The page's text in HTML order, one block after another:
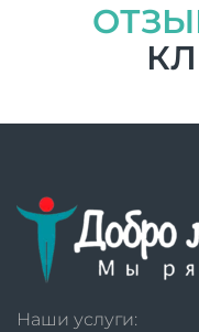
Наши услуги: